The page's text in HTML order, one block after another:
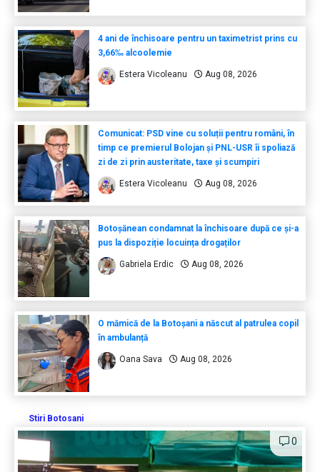
4 ani de închisoare pentru un taximetrist prins cu
3,66‰ alcoolemie
Estera Vicoleanu Aug 08, 2026
Comunicat: PSD vine cu soluții pentru români, în
timp ce premierul Bolojan și PNL-USR îi spoliază
zi de zi prin austeritate, taxe și scumpiri
Estera Vicoleanu Aug 08, 2026
Botoșănean condamnat la închisoare după ce și-a
pus la dispoziție locuința drogaților
Gabriela Erdic Aug 08, 2026
O mămică de la Botoșani a născut al patrulea copil
în ambulanță
Oana Sava Aug 08, 2026
Stiri Botosani
0